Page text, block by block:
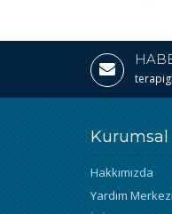
Kurumsal
Hakkımızda
Yardım Merkezi